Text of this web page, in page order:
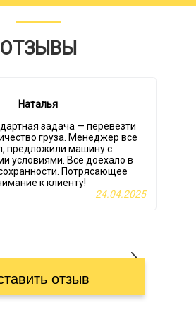
ОТЗЫВЫ
Наталья
задача — перевезти
груза. Менеджер все
предложили машину с
условиями. Всё доехало в
Потрясающее
к клиенту!
24.04.2025
отзыв